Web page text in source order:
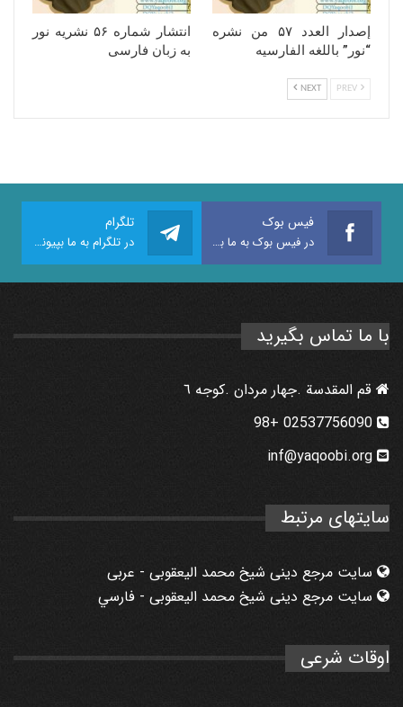
إصدار العدد ۵۷ من نشره
“نور” باللغه الفارسیه
انتشار شماره ۵۶ نشریه نور
به زبان فارسی
NEXT
فیس بوک
در فیس بوک به ما بپیوندید
تلگرام
در تلگرام به ما بپیوندید
با ما تماس بگیرید
قم المقدسة .جهار مردان .كوجه ٦
inf@yaqoobi.org
سایتهای مرتبط
سایت مرجع دینی شیخ محمد الیعقوبی - عربی
سایت مرجع دینی شیخ محمد الیعقوبی - فارسي
اوقات شرعی